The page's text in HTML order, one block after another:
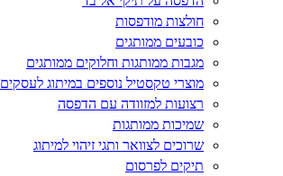
חולצות מודפסות
כובעים ממותגים
מגבות ממותגות וחלוקים ממותגים
מוצרי טקסטיל נוספים במיתוג לעסקים
רצועות למזוודה עם הדפסה
שמיכות ממותגות
שרוכים לצוואר ותגי זיהוי למיתוג
תיקים לפרסום